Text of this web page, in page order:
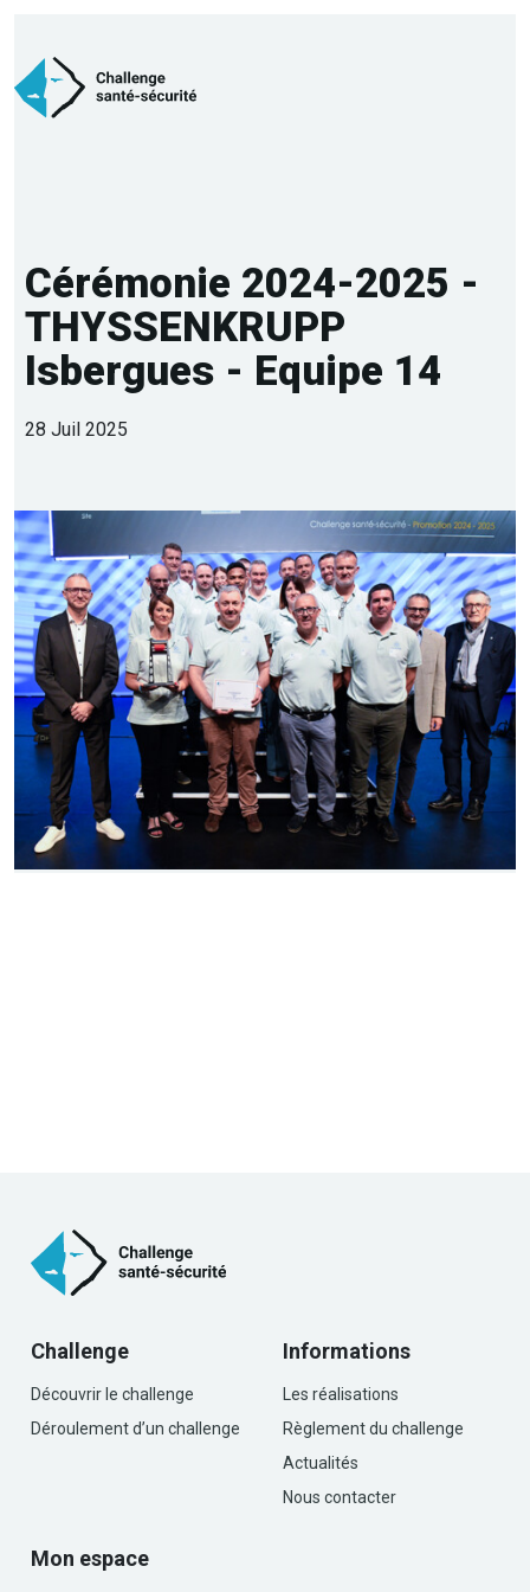
Cérémonie 2024-2025 -
THYSSENKRUPP
Isbergues - Equipe 14
28 Juil 2025
Challenge
Découvrir le challenge
Déroulement d’un challenge
Informations
Les réalisations
Règlement du challenge
Actualités
Nous contacter
Mon espace